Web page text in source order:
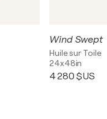
Wind Swept
Huile sur Toile
24x48in
4 280 $US